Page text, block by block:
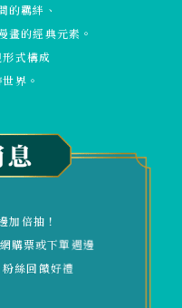
的羈絆、
畫的經典元素。
式構成
界。
加倍抽！
購票或下單週邊
絲回饋好禮